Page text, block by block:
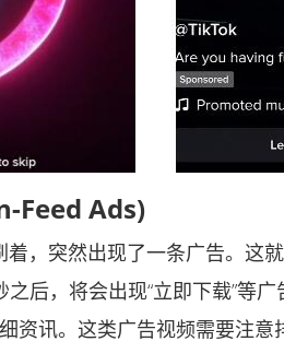
Feed Ads)
突然出现了一条广告。这就
后，将会出现“立即下载”等
资讯。这类广告视频需要注意